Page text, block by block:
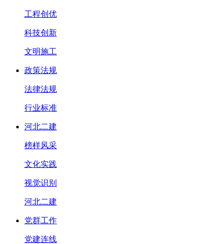
工程创优
科技创新
文明施工
政策法规
法律法规
行业标准
河北二建
榜样风采
文化实践
视觉识别
河北二建
党群工作
党建连线